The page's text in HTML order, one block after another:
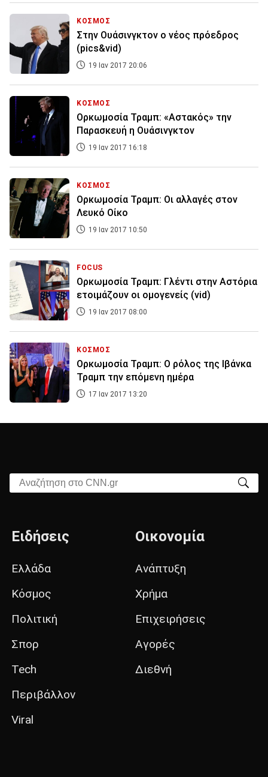
ΚΟΣΜΟΣ
Στην Ουάσινγκτον ο νέος πρόεδρος
(pics&vid)
19 Ιαν 2017 20:06
ΚΟΣΜΟΣ
Ορκωμοσία Τραμπ: «Αστακός» την
Παρασκευή η Ουάσινγκτον
19 Ιαν 2017 16:18
ΚΟΣΜΟΣ
Ορκωμοσία Τραμπ: Οι αλλαγές στον
Λευκό Οίκο
19 Ιαν 2017 10:50
FOCUS
Ορκωμοσία Τραμπ: Γλέντι στην Αστόρια
ετοιμάζουν οι ομογενείς (vid)
19 Ιαν 2017 08:00
ΚΟΣΜΟΣ
Ορκωμοσία Τραμπ: Ο ρόλος της Ιβάνκα
Τραμπ την επόμενη ημέρα
17 Ιαν 2017 13:20
Αναζήτηση στο CNN.gr
Ειδήσεις
Ελλάδα
Κόσμος
Πολιτική
Σπορ
Tech
Περιβάλλον
Viral
Οικονομία
Ανάπτυξη
Χρήμα
Επιχειρήσεις
Αγορές
Διεθνή